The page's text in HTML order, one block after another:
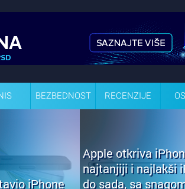
BEZBEDNOST RECENZIJE
iPhone
Apple otkriva
najtanjiji i najlakši
do sada, sa